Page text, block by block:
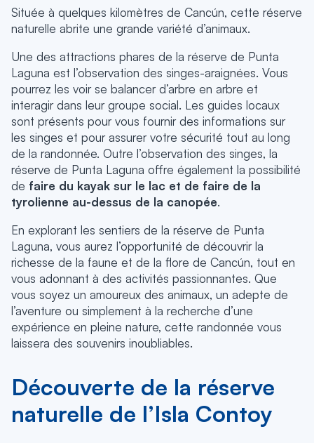
Située à quelques kilomètres de Cancún, cette réserve
naturelle abrite une grande variété d’animaux.
Une des attractions phares de la réserve de Punta
Laguna est l’observation des singes-araignées. Vous
pourrez les voir se balancer d’arbre en arbre et
interagir dans leur groupe social. Les guides locaux
sont présents pour vous fournir des informations sur
les singes et pour assurer votre sécurité tout au long
de la randonnée. Outre l’observation des singes, la
réserve de Punta Laguna offre également la possibilité
de faire du kayak sur le lac et de faire de la
tyrolienne au-dessus de la canopée.
En explorant les sentiers de la réserve de Punta
Laguna, vous aurez l’opportunité de découvrir la
richesse de la faune et de la flore de Cancún, tout en
vous adonnant à des activités passionnantes. Que
vous soyez un amoureux des animaux, un adepte de
l’aventure ou simplement à la recherche d’une
expérience en pleine nature, cette randonnée vous
laissera des souvenirs inoubliables.
Découverte de la réserve
naturelle de l’Isla Contoy